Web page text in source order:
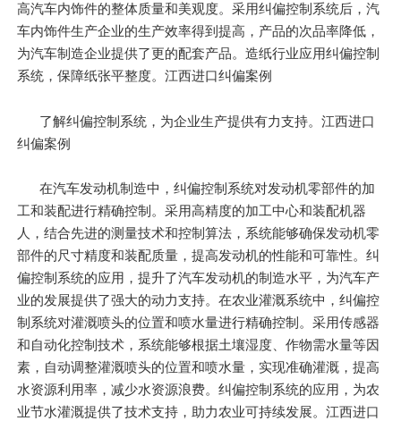
高汽车内饰件的整体质量和美观度。采用纠偏控制系统后，汽
车内饰件生产企业的生产效率得到提高，产品的次品率降低，
为汽车制造企业提供了更的配套产品。造纸行业应用纠偏控制
系统，保障纸张平整度。江西进口纠偏案例
了解纠偏控制系统，为企业生产提供有力支持。江西进口
纠偏案例
在汽车发动机制造中，纠偏控制系统对发动机零部件的加
工和装配进行精确控制。采用高精度的加工中心和装配机器
人，结合先进的测量技术和控制算法，系统能够确保发动机零
部件的尺寸精度和装配质量，提高发动机的性能和可靠性。纠
偏控制系统的应用，提升了汽车发动机的制造水平，为汽车产
业的发展提供了强大的动力支持。在农业灌溉系统中，纠偏控
制系统对灌溉喷头的位置和喷水量进行精确控制。采用传感器
和自动化控制技术，系统能够根据土壤湿度、作物需水量等因
素，自动调整灌溉喷头的位置和喷水量，实现准确灌溉，提高
水资源利用率，减少水资源浪费。纠偏控制系统的应用，为农
业节水灌溉提供了技术支持，助力农业可持续发展。江西进口